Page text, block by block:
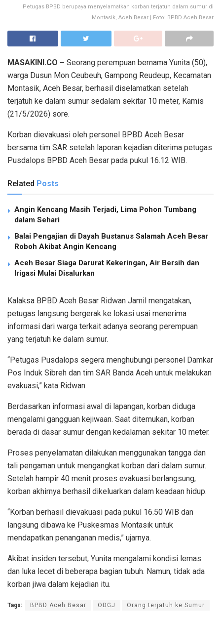
Petugas BPBD berupaya menyelamatkan korban terjatuh dalam sumur di
Montasik, Aceh Besar | Foto: BPBD Aceh Besar
MASAKINI.CO – Seorang perempuan bernama Yunita (50),
warga Dusun Mon Ceubeuh, Gampong Reudeup, Kecamatan
Montasik, Aceh Besar, berhasil diselamatkan setelah
terjatuh ke dalam sumur sedalam sekitar 10 meter, Kamis
(21/5/2026) sore.
Korban dievakuasi oleh personel BPBD Aceh Besar
bersama tim SAR setelah laporan kejadian diterima petugas
Pusdalops BPBD Aceh Besar pada pukul 16.12 WIB.
Related Posts
Angin Kencang Masih Terjadi, Lima Pohon Tumbang
dalam Sehari
Balai Pengajian di Dayah Bustanus Salamah Aceh Besar
Roboh Akibat Angin Kencang
Aceh Besar Siaga Darurat Kekeringan, Air Bersih dan
Irigasi Mulai Disalurkan
Kalaksa BPBD Aceh Besar Ridwan Jamil mengatakan,
petugas langsung bergerak ke lokasi usai menerima
informasi dari warga terkait adanya seorang perempuan
yang terjatuh ke dalam sumur.
“Petugas Pusdalops segera menghubungi personel Damkar
Pos Induk Sibreh dan tim SAR Banda Aceh untuk melakukan
evakuasi,” kata Ridwan.
Berdasarkan informasi awal di lapangan, korban diduga
mengalami gangguan kejiwaan. Saat ditemukan, korban
berada di dasar sumur dengan kedalaman sekitar 10 meter.
Proses penyelamatan dilakukan menggunakan tangga dan
tali pengaman untuk mengangkat korban dari dalam sumur.
Setelah hampir 40 menit proses evakuasi berlangsung,
korban akhirnya berhasil dikeluarkan dalam keadaan hidup.
“Korban berhasil dievakuasi pada pukul 16.50 WIB dan
langsung dibawa ke Puskesmas Montasik untuk
mendapatkan penanganan medis,” ujarnya.
Akibat insiden tersebut, Yunita mengalami kondisi lemas
dan luka lecet di beberapa bagian tubuh. Namun, tidak ada
korban jiwa dalam kejadian itu.
Tags: BPBD Aceh Besar ODGJ Orang terjatuh ke Sumur